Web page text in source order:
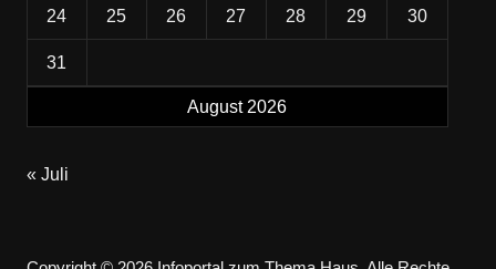
August 2026
24 25 26 27 28 29 30
31
« Juli